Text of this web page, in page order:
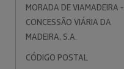
MORADA DE VIAMADEIRA -
CONCESSÃO VIÁRIA DA
MADEIRA, S.A.
CÓDIGO POSTAL